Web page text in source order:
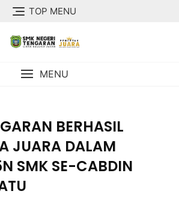
TOP MENU
MENU
BERHASIL
JUARA DALAM
SMK SE-CABDIN